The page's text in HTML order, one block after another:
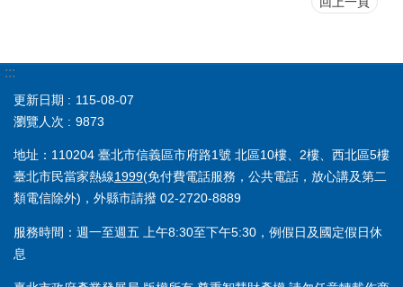
:::
更新日期
115-08-07
瀏覽人次
9873
地址：110204 臺北市信義區市府路1號 北區10樓、2樓、西北區5樓
臺北市民當家熱線1999(免付費電話服務，公共電話，放心講及第二
類電信除外)，外縣市請撥 02-2720-8889
服務時間：週一至週五 上午8:30至下午5:30，例假日及國定假日休
息